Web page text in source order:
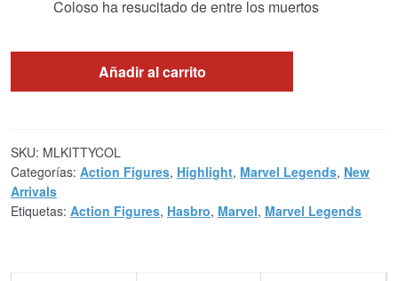
Coloso ha resucitado de entre los muertos
Añadir al carrito
SKU: MLKITTYCOL
Categorías: Action Figures, Highlight, Marvel Legends, New
Arrivals
Etiquetas: Action Figures, Hasbro, Marvel, Marvel Legends